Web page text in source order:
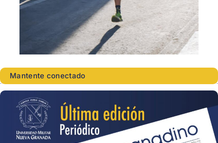
Mantente conectado